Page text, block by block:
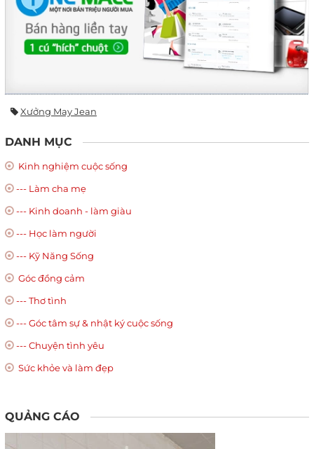
Xưởng May Jean
DANH MỤC
Kinh nghiệm cuộc sống
--- Làm cha mẹ
--- Kinh doanh - làm giàu
--- Học làm người
--- Kỹ Năng Sống
Góc đồng cảm
--- Thơ tình
--- Góc tâm sự & nhật ký cuộc sống
--- Chuyện tình yêu
Sức khỏe và làm đẹp
QUẢNG CÁO